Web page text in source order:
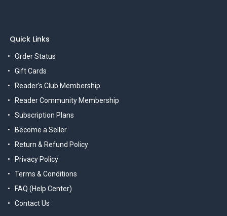
Quick Links
Order Status
Gift Cards
Reader's Club Membership
Reader Community Membership
Subscription Plans
Become a Seller
Return & Refund Policy
Privacy Policy
Terms & Conditions
FAQ (Help Center)
Contact Us